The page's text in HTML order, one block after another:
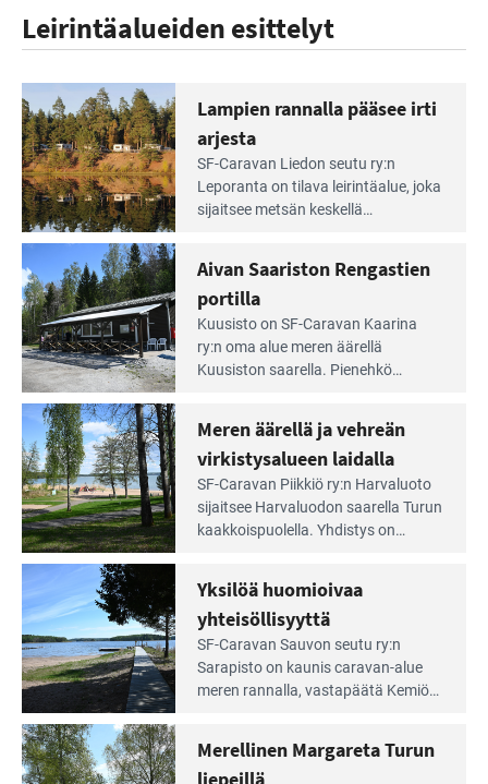
Leirintäalueiden esittelyt
Lue
Leirintäoppaan
artikkeli:
Lampien
rannalla
pääsee
irti
arjesta
Lampien rannalla pääsee irti
arjesta
SF-Caravan Liedon seutu ry:n
Leporanta on tilava leirintäalue, joka
sijaitsee metsän kes­kellä
tarjoaa ympäris­töineen kauniit
maisemat ja loistavat virkistäytymis­
mahdollisuudet.
Lue
Leirintäoppaan
artikkeli:
Aivan
Saariston
Rengastien
portilla
Aivan Saariston Rengastien
portilla
Kuusisto on SF-Caravan Kaarina
ry:n oma alue meren äärellä
Kuusiston saarella. Pie­nehkö
Lue
Leirintäoppaan
artikkeli:
Meren
äärellä
ja
vehreän
virkistysalueen
laidalla
Meren äärellä ja vehreän
virkistysalueen laidalla
SF-Caravan Piikkiö ry:n Harvaluoto
sijait­see Harvaluodon saarella Turun
kaakkois­puolella. Yhdistys on
virkistysalueesta.
Lue
Leirintäoppaan
artikkeli:
Yksilöä
huomioivaa
yhteisöllisyyttä
Yksilöä huomioivaa
yhteisöllisyyttä
SF-Caravan Sauvon seutu ry:n
Sarapisto on kaunis caravan-alue
meren rannalla, vasta­päätä Kemiön
kymmenen paikkaa ilman sähköä.
Merellinen Margareta Turun
liepeillä